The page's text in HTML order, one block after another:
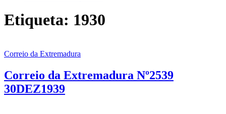
Etiqueta: 1930
Correio da Extremadura
Correio da Extremadura Nº2539
30DEZ1939